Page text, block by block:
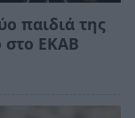
παιδιά της
στο ΕΚΑΒ